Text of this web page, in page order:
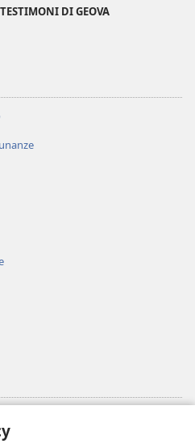
che
spirituale
mondo
DI GEOVA